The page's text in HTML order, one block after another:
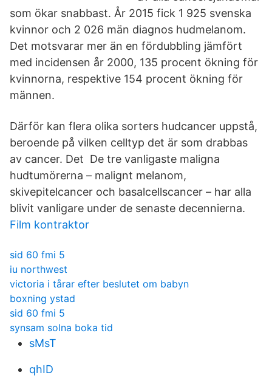
som ökar snabbast. År 2015 fick 1 925 svenska
kvinnor och 2 026 män diagnos hudmelanom.
Det motsvarar mer än en fördubbling jämfört
med incidensen år 2000, 135 procent ökning för
kvinnorna, respektive 154 procent ökning för
männen.
Därför kan flera olika sorters hudcancer uppstå,
beroende på vilken celltyp det är som drabbas
av cancer. Det De tre vanligaste maligna
hudtumörerna – malignt melanom,
skivepitelcancer och basalcellscancer – har alla
blivit vanligare under de senaste decennierna.
Film kontraktor
sid 60 fmi 5
iu northwest
victoria i tårar efter beslutet om babyn
boxning ystad
sid 60 fmi 5
synsam solna boka tid
sMsT
qhID